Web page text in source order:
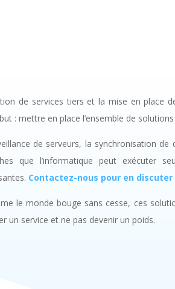
de services tiers et la mise en place
: mettre en place l’ensemble de
de serveurs, la synchronisation
que l’informatique peut exécuter
Contactez-nous pour en discuter
le monde bouge sans cesse, ces
un service et ne pas devenir un poids.